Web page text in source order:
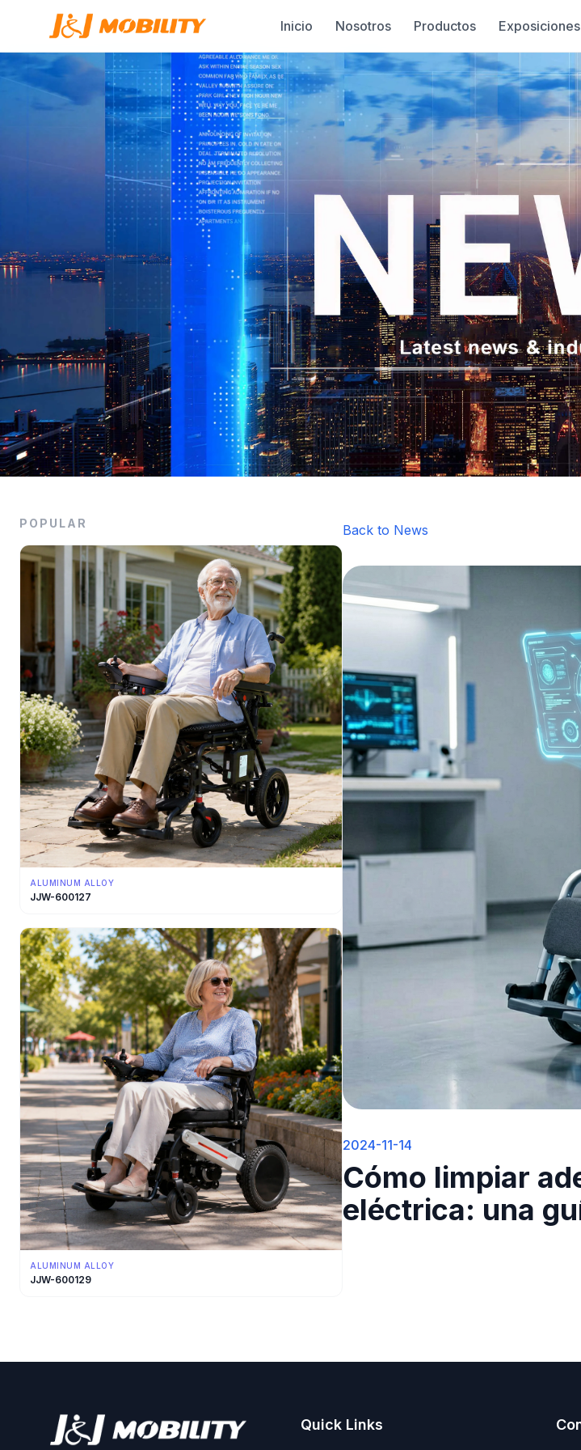
Inicio Nosotros Productos Exposiciones
POPULAR
ALUMINUM ALLOY
JJW-600127
ALUMINUM ALLOY
JJW-600129
Back to News
2024-11-14
Cómo limpiar
eléctrica: una
Quick Links